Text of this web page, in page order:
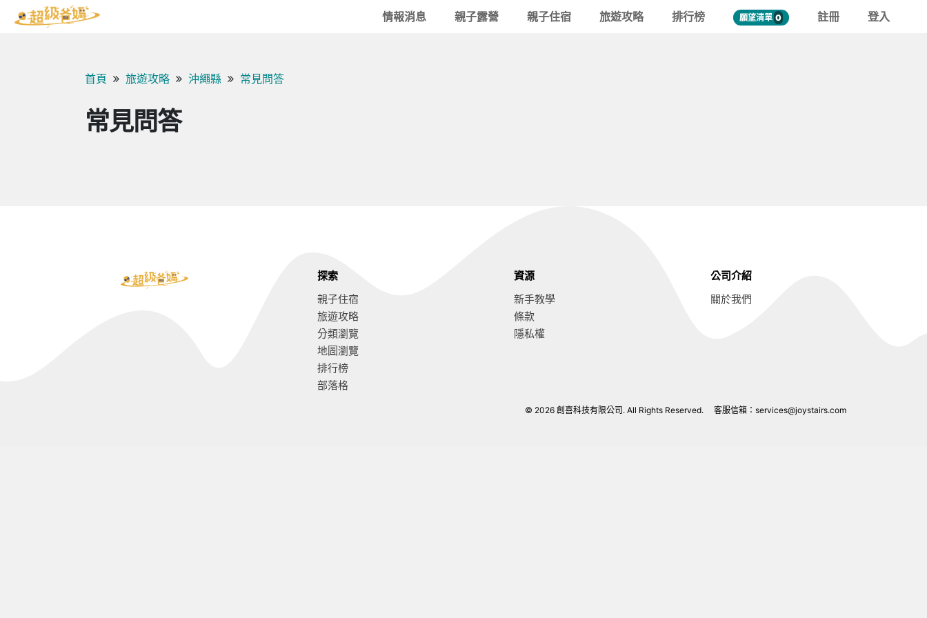
情報消息 親子露營 親子住宿 旅遊攻略 排行榜 願望清單 0 註冊 登入
首頁 旅遊攻略 沖繩縣 常見問答
常見問答
探索
親子住宿
旅遊攻略
分類瀏覽
地圖瀏覽
排行榜
部落格
資源
新手教學
條款
隱私權
公司介紹
關於我們
© 2026 創喜科技有限公司. All Rights Reserved. 客服信箱： services@joystairs.com